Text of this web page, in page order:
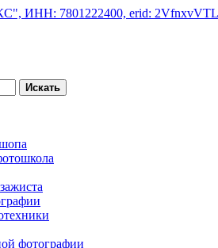
ИНН: 7801222400, erid:
Искать
фотографии